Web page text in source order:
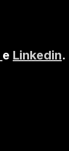
e Linkedin.